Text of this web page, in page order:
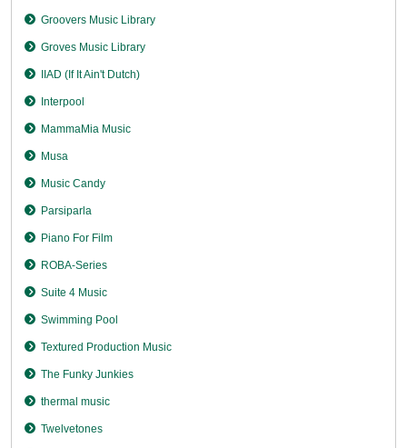
Groovers Music Library
Groves Music Library
IIAD (If It Ain't Dutch)
Interpool
MammaMia Music
Musa
Music Candy
Parsiparla
Piano For Film
ROBA-Series
Suite 4 Music
Swimming Pool
Textured Production Music
The Funky Junkies
thermal music
Twelvetones